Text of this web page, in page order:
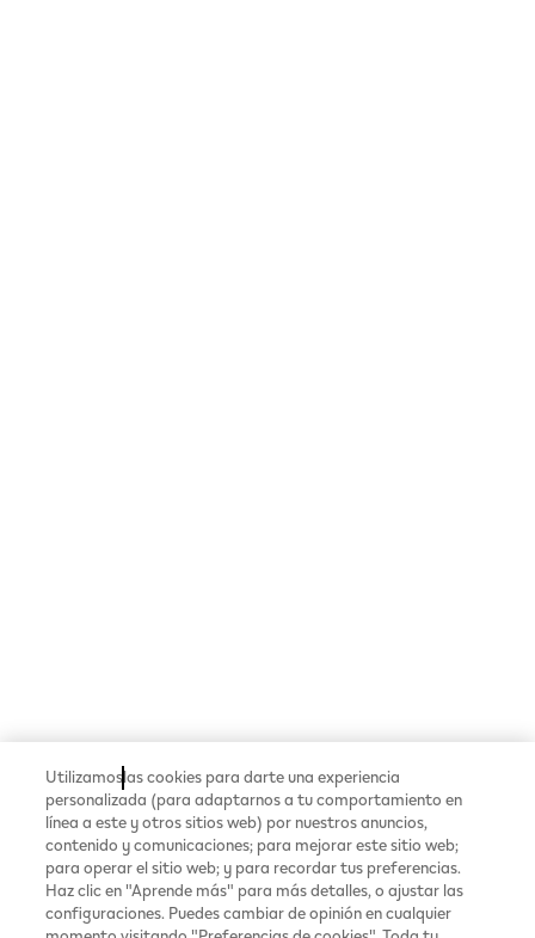
Utilizamoslas cookies para darte una experiencia
personalizada (para adaptarnos a tu comportamiento en
línea a este y otros sitios web) por nuestros anuncios,
contenido y comunicaciones; para mejorar este sitio web;
para operar el sitio web; y para recordar tus preferencias.
Haz clic en "Aprende más" para más detalles, o ajustar las
configuraciones. Puedes cambiar de opinión en cualquier